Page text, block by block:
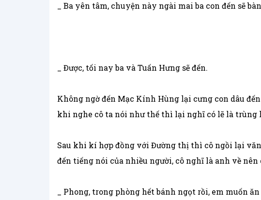
_ Ba yên tâm, chuyện này ngài mai ba con đến sẽ
_ Được, tối nay ba và Tuấn Hưng sẽ đến.
Không ngờ đến Mạc Kính Hùng lại cưng con dâu
khi nghe cô ta nói như thế thì lại nghĩ có lẽ là trùng
Sau khi kí hợp đồng với Đường thị thì cô ngồi lại
đến tiếng nói của nhiều người, cô nghĩ là anh về
_ Phong, trong phòng hết bánh ngọt rồi, em muốn